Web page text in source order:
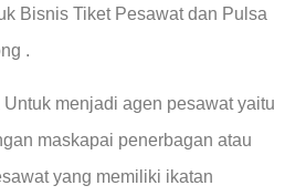
Bisnis Tiket Pesawat dan Pulsa
.
Untuk menjadi agen pesawat yaitu
maskapai penerbagan atau
yang memiliki ikatan